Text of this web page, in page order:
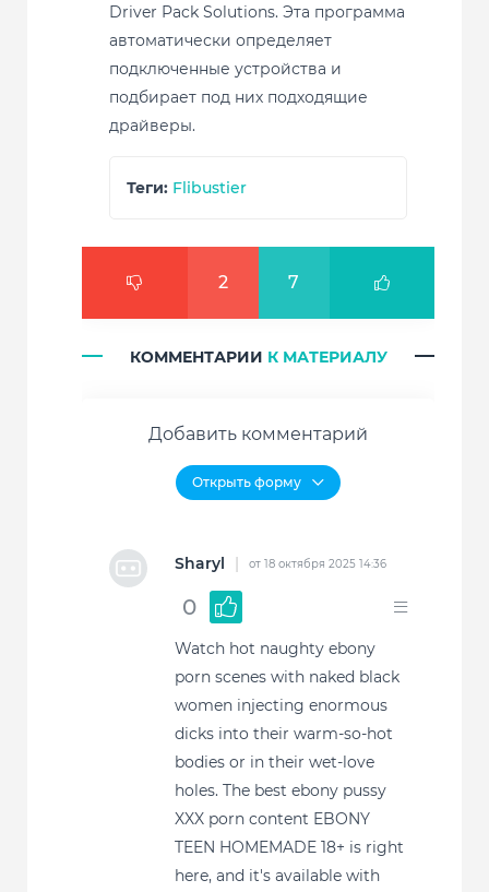
Driver Pack Solutions. Эта программа
автоматически определяет
подключенные устройства и
подбирает под них подходящие
драйверы.
Теги: Flibustier
2 7
КОММЕНТАРИИ К МАТЕРИАЛУ
Добавить комментарий
Sharyl | от 18 октября 2025 14:36
0
Watch hot naughty ebony
porn scenes with naked black
women injecting enormous
dicks into their warm-so-hot
bodies or in their wet-love
holes. The best ebony pussy
XXX porn content EBONY
TEEN HOMEMADE 18+ is right
here, and it's available with